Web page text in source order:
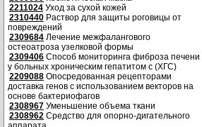
2211024 Уход за сухой кожей
2310440 Раствор для защиты роговицы от
повреждений
2309684 Лечение межфалангового
остеоатроза узелковой формы
2309406 Способ мониторинга фиброза печени
у больных хроническим гепатитом с (ХГС)
2209088 Опосредованная рецепторами
доставка генов с использованием векторов на
основе бактериофагов
2308967 Уменьшение объема ткани
2308962 Средство для опорно-дигательного